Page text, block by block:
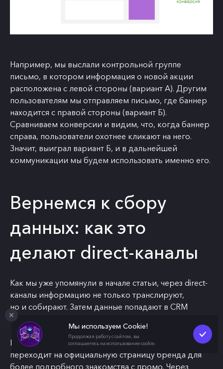
Например, мы выслали контрольной группе
письмо, в котором информация о новой акции
расположена с левой стороны (вариант А). Другим
пользователям мы отправляем письмо, где баннер
находится с правой стороны (вариант Б).
Сравниваем конверсии и видим, что, когда баннер
справа, пользователи охотнее кликают на него.
Значит, выиграл вариант Б, и в дальнейшей
коммуникации мы будем использовать именно его.
Вернемся к сбору
данных: как это
делают direct-каналы
Как мы уже упомянули в начале статьи, через direct-
каналы информацию не только транслируют,
но и собирают. Затем данные попадают в CRM
и автоматически сегментируются.
Представим, что в рамках цепочки клиент
переходит на официальную страницу бренда для
более подробного знакомства с промо. Через
Мы используем Cookie!
Продолжая работу с сайтом, вы
соглашаетесь на использование cookie.